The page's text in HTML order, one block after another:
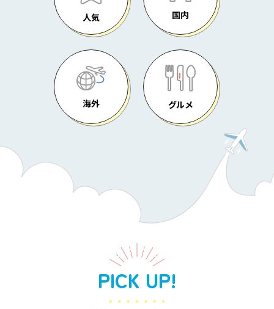
人気 国内
海外 グルメ
PICK UP!